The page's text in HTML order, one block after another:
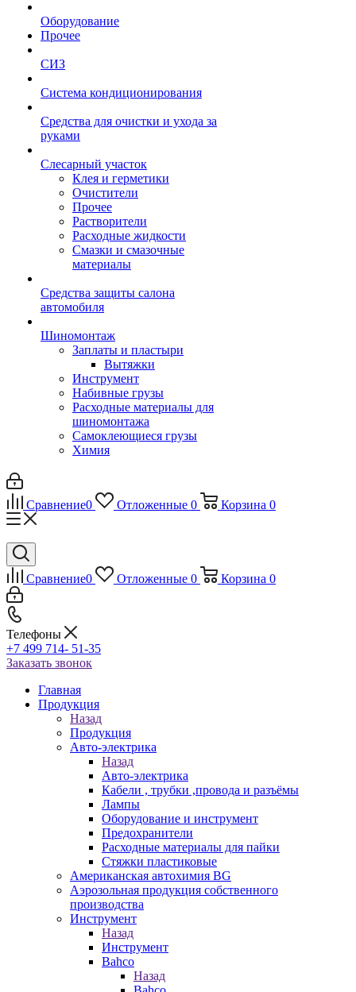
Оборудование
Прочее
СИЗ
Система кондиционирования
Средства для очистки и ухода за
руками
Слесарный участок
Клея и герметики
Очистители
Прочее
Растворители
Расходные жидкости
Смазки и смазочные
материалы
Средства защиты салона
автомобиля
Шиномонтаж
Заплаты и пластыри
Вытяжки
Инструмент
Набивные грузы
Расходные материалы для
шиномонтажа
Самоклеющиеся грузы
Химия
Сравнение0 Отложенные 0 Корзина 0
Сравнение0 Отложенные 0 Корзина 0
Телефоны
+7 499 714- 51-35
Заказать звонок
Главная
Продукция
Назад
Продукция
Авто-электрика
Назад
Авто-электрика
Кабели , трубки ,провода и разъёмы
Лампы
Оборудование и инструмент
Предохранители
Расходные материалы для пайки
Стяжки пластиковые
Американская автохимия BG
Аэрозольная продукция собственного
производства
Инструмент
Назад
Инструмент
Bahco
Назад